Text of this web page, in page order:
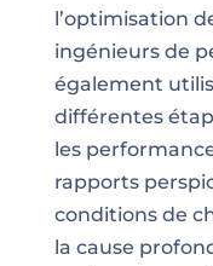
l’optimisation
ingénieurs de
également
différentes
les
rapports
conditions de
la cause